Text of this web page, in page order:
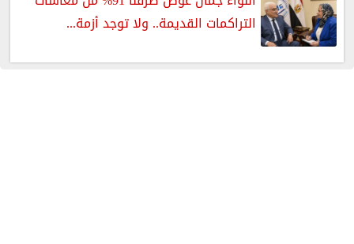
التراكمات القديمة.. ولا توجد أزمة...